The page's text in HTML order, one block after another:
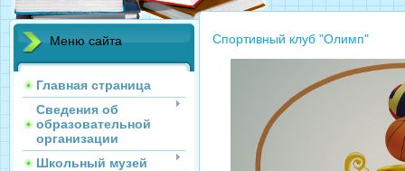
Меню сайта
Главная страница
Сведения об
образовательной
организации
Школьный музей
Спортивный клуб "Олимп"